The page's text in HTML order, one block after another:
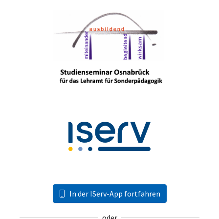
In der IServ-App fortfahren